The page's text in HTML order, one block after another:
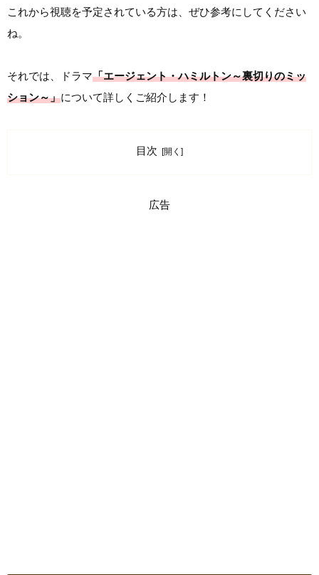
これから視聴を予定されている方は、ぜひ参考にしてください
ね。
それでは、ドラマ「エージェント・ハミルトン～裏切りのミッ
ション～」について詳しくご紹介します！
目次
広告